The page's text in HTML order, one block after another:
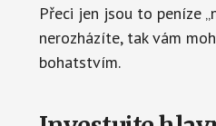
Přeci jen jsou to peníze
nerozházíte, tak vám
bohatstvím.